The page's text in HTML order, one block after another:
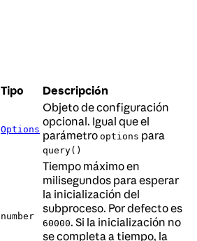
Tipo Descripción
Options
Objeto de configuración
opcional. Igual que el
parámetro options para
query()
number
Tiempo máximo en
milisegundos para esperar
la inicialización del
subproceso. Por defecto es
60000. Si la inicialización no
se completa a tiempo, la